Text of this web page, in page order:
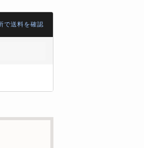
で送料を確認